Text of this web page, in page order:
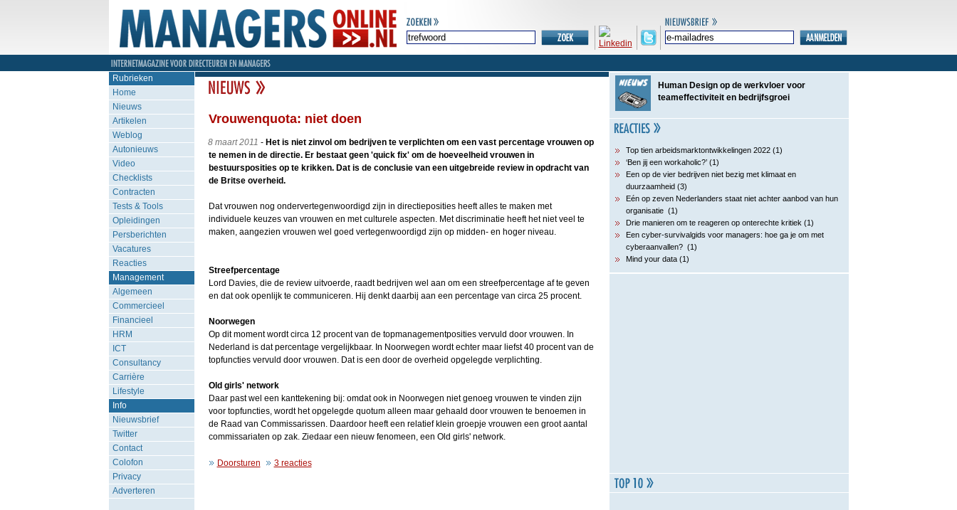
Rubrieken
Home
Nieuws
Artikelen
Weblog
Autonieuws
Video
Checklists
Contracten
Tests & Tools
Opleidingen
Persberichten
Vacatures
Reacties
Management
Algemeen
Commercieel
Financieel
HRM
ICT
Consultancy
Carrière
Lifestyle
Info
Nieuwsbrief
Twitter
Contact
Colofon
Privacy
Adverteren
Vrouwenquota: niet doen
8 maart 2011 - Het is niet zinvol om bedrijven te verplichten om een vast percentage vrouwen op
te nemen in de directie. Er bestaat geen 'quick fix' om de hoeveelheid vrouwen in
bestuursposities op te krikken. Dat is de conclusie van een uitgebreide review in opdracht van
de Britse overheid.
Dat vrouwen nog ondervertegenwoordigd zijn in directieposities heeft alles te maken met
individuele keuzes van vrouwen en met culturele aspecten. Met discriminatie heeft het niet veel te
maken, aangezien vrouwen wel goed vertegenwoordigd zijn op midden- en hoger niveau.
Streefpercentage
Lord Davies, die de review uitvoerde, raadt bedrijven wel aan om een streefpercentage af te geven
en dat ook openlijk te communiceren. Hij denkt daarbij aan een percentage van circa 25 procent.
Noorwegen
Op dit moment wordt circa 12 procent van de topmanagementposities vervuld door vrouwen. In
Nederland is dat percentage vergelijkbaar. In Noorwegen wordt echter maar liefst 40 procent van de
topfuncties vervuld door vrouwen. Dat is een door de overheid opgelegde verplichting.
Old girls' network
Daar past wel een kanttekening bij: omdat ook in Noorwegen niet genoeg vrouwen te vinden zijn
voor topfuncties, wordt het opgelegde quotum alleen maar gehaald door vrouwen te benoemen in
de Raad van Commissarissen. Daardoor heeft een relatief klein groepje vrouwen een groot aantal
commissariaten op zak. Ziedaar een nieuw fenomeen, een Old girls' network.
Doorsturen 3 reacties
Human Design op de werkvloer voor
teameffectiviteit en bedrijfsgroei
Top tien arbeidsmarktontwikkelingen 2022 (1)
‘Ben jij een workaholic?’ (1)
Een op de vier bedrijven niet bezig met klimaat en
duurzaamheid (3)
Eén op zeven Nederlanders staat niet achter aanbod van hun
organisatie (1)
Drie manieren om te reageren op onterechte kritiek (1)
Een cyber-survivalgids voor managers: hoe ga je om met
cyberaanvallen? (1)
Mind your data (1)